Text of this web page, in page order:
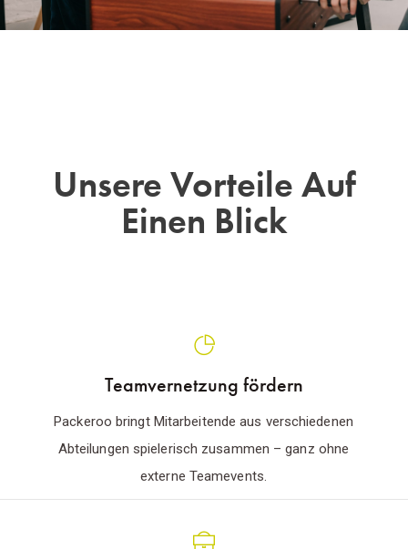
Unsere Vorteile Auf
Einen Blick
Teamvernetzung fördern
Packeroo bringt Mitarbeitende aus verschiedenen
Abteilungen spielerisch zusammen – ganz ohne
externe Teamevents.